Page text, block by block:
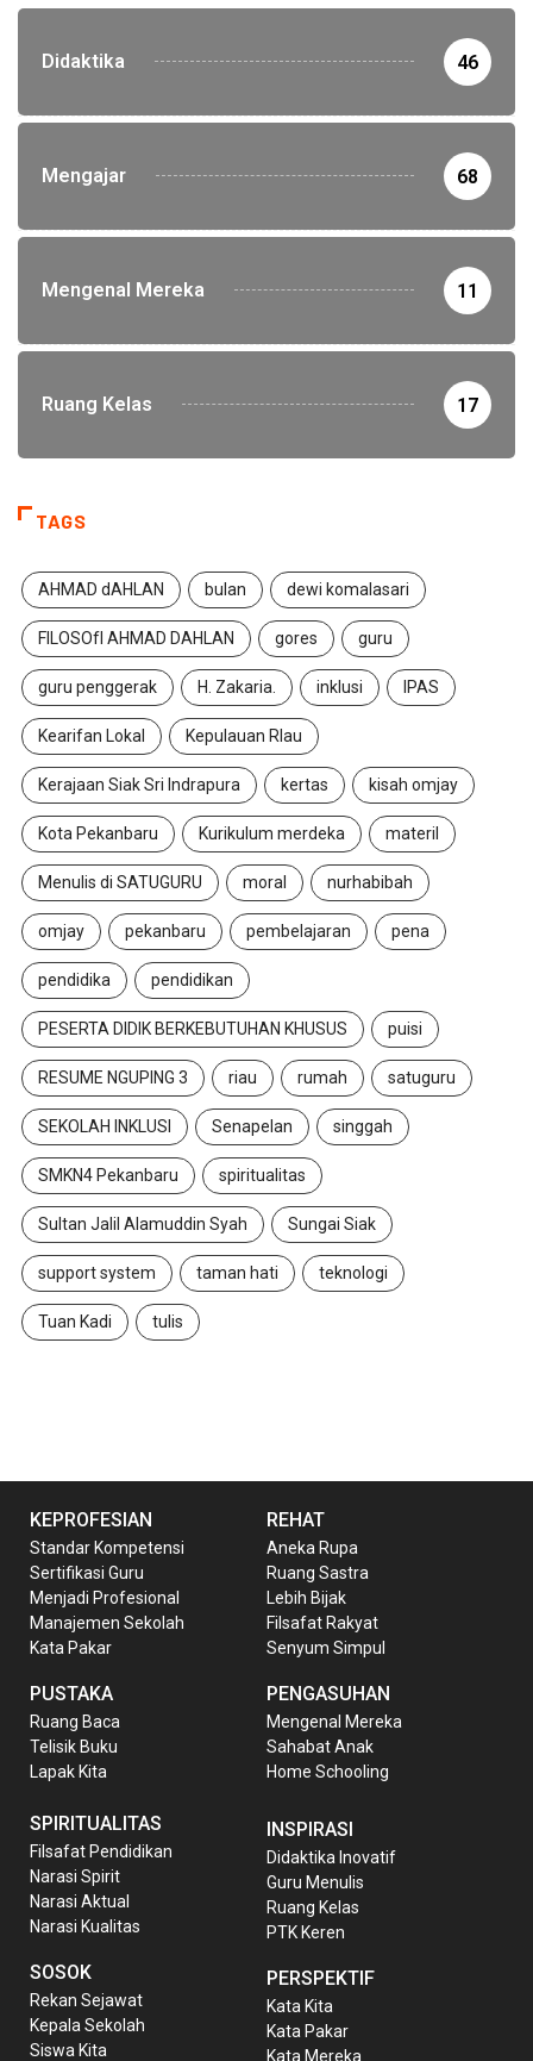
Didaktika 46
Mengajar 68
Mengenal Mereka 11
Ruang Kelas 17
TAGS
AHMAD dAHLAN bulan dewi komalasari
FILOSOfI AHMAD DAHLAN gores guru
guru penggerak H. Zakaria. inklusi IPAS
Kearifan Lokal Kepulauan RIau
Kerajaan Siak Sri Indrapura kertas kisah omjay
Kota Pekanbaru Kurikulum merdeka materil
Menulis di SATUGURU moral nurhabibah
omjay pekanbaru pembelajaran pena
pendidika pendidikan
PESERTA DIDIK BERKEBUTUHAN KHUSUS puisi
RESUME NGUPING 3 riau rumah satuguru
SEKOLAH INKLUSI Senapelan singgah
SMKN4 Pekanbaru spiritualitas
Sultan Jalil Alamuddin Syah Sungai Siak
support system taman hati teknologi
Tuan Kadi tulis
KEPROFESIAN
Standar Kompetensi
Sertifikasi Guru
Menjadi Profesional
Manajemen Sekolah
Kata Pakar
PUSTAKA
Ruang Baca
Telisik Buku
Lapak Kita
REHAT
Aneka Rupa
Ruang Sastra
Lebih Bijak
Filsafat Rakyat
Senyum Simpul
PENGASUHAN
Mengenal Mereka
Sahabat Anak
Home Schooling
SPIRITUALITAS
Filsafat Pendidikan
Narasi Spirit
Narasi Aktual
Narasi Kualitas
SOSOK
Rekan Sejawat
Kepala Sekolah
Siswa Kita
INSPIRASI
Didaktika Inovatif
Guru Menulis
Ruang Kelas
PTK Keren
PERSPEKTIF
Kata Kita
Kata Pakar
Kata Mereka